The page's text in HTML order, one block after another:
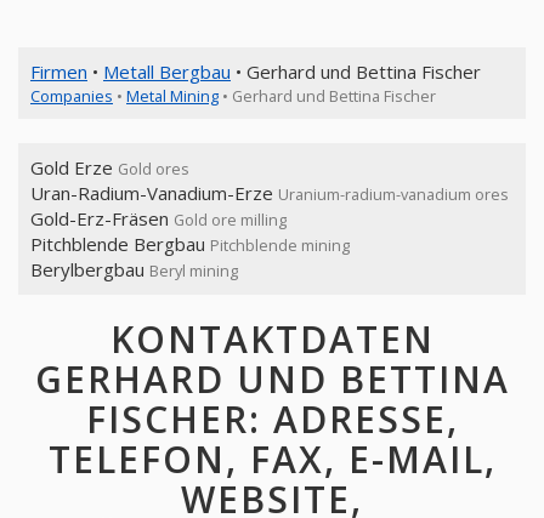
Firmen • Metall Bergbau • Gerhard und Bettina Fischer
Companies • Metal Mining • Gerhard und Bettina Fischer
Gold Erze Gold ores
Uran-Radium-Vanadium-Erze Uranium-radium-vanadium ores
Gold-Erz-Fräsen Gold ore milling
Pitchblende Bergbau Pitchblende mining
Berylbergbau Beryl mining
KONTAKTDATEN
GERHARD UND BETTINA
FISCHER: ADRESSE,
TELEFON, FAX, E-MAIL,
WEBSITE,